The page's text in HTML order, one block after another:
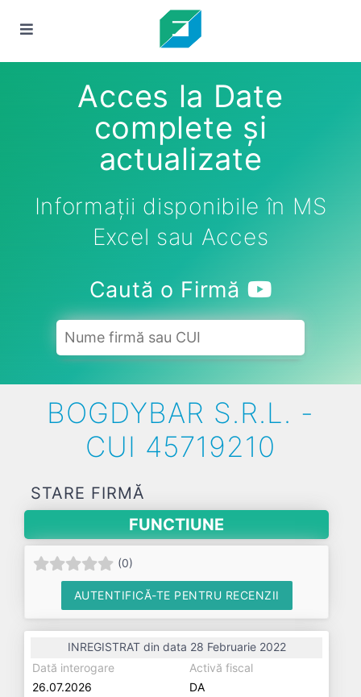
Acces la Date
complete și
actualizate
Informații disponibile în MS
Excel sau Acces
Caută o Firmă
BOGDYBAR S.R.L. -
CUI 45719210
STARE FIRMĂ
FUNCTIUNE
(0)
AUTENTIFICĂ-TE PENTRU RECENZII
INREGISTRAT din data 28 Februarie 2022
Dată interogare
26.07.2026
Activă fiscal
DA